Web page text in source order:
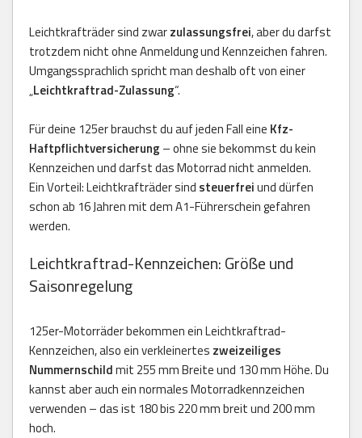
Leichtkrafträder sind zwarzulassungsfrei, aber du darfst
trotzdem nicht ohne Anmeldung und Kennzeichen fahren.
Umgangssprachlich spricht man deshalb oft von einer
„Leichtkraftrad-Zulassung“.
Für deine 125er brauchst du auf jeden Fall eine Kfz-
Haftpflichtversicherung – ohne sie bekommst du kein
Kennzeichen und darfst das Motorrad nicht anmelden.
Ein Vorteil: Leichtkrafträder sind steuerfreiund dürfen
schon ab 16 Jahren mit dem A1-Führerschein gefahren
werden.
Leichtkraftrad-Kennzeichen: Größe und
Saisonregelung
125er-Motorräder bekommen ein Leichtkraftrad-
Kennzeichen, also ein verkleinertes zweizeiliges
Nummernschildmit 255 mm Breite und 130 mm Höhe. Du
kannst aber auch ein normales Motorradkennzeichen
verwenden – das ist 180 bis 220 mm breit und 200 mm
hoch.